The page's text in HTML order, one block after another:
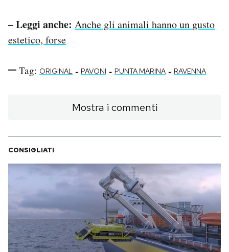
– Leggi anche: Anche gli animali hanno un gusto
estetico, forse
Tag: ORIGINAL - PAVONI - PUNTA MARINA - RAVENNA
Mostra i commenti
CONSIGLIATI